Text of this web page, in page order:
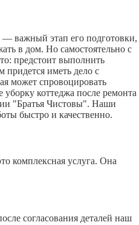
— важный этап его подготовки,
в дом. Но самостоятельно с
предстоит выполнить
придется иметь дело с
может спровоцировать
коттеджа после ремонта
"Братья Чистовы". Наши
быстро и качественно.
комплексная услуга. Она
согласования деталей наш